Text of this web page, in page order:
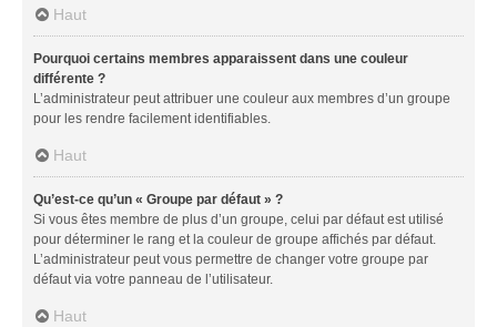
Haut
Pourquoi certains membres apparaissent dans une couleur
différente ?
L’administrateur peut attribuer une couleur aux membres d’un groupe
pour les rendre facilement identifiables.
Haut
Qu’est-ce qu’un « Groupe par défaut » ?
Si vous êtes membre de plus d’un groupe, celui par défaut est utilisé
pour déterminer le rang et la couleur de groupe affichés par défaut.
L’administrateur peut vous permettre de changer votre groupe par
défaut via votre panneau de l’utilisateur.
Haut